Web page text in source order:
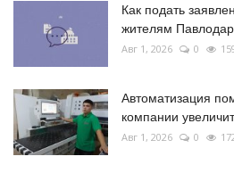
Как подать
жителям
Авг 1, 2026 0
Автоматизация
компании
Авг 1, 2026 0